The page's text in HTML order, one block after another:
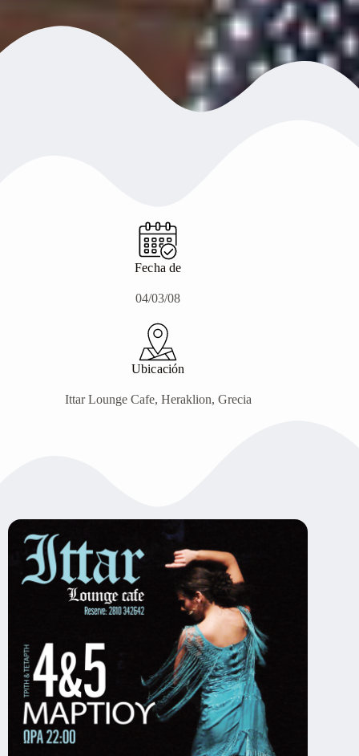
Fecha de
04/03/08
Ubicación
Ittar Lounge Cafe, Heraklion, Grecia